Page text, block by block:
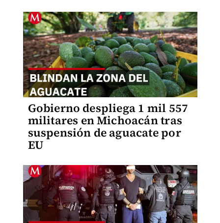
Gobierno despliega 1 mil 557
militares en Michoacán tras
suspensión de aguacate por
EU